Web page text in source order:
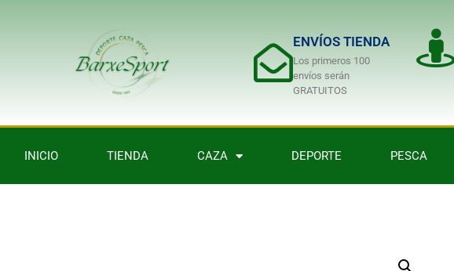
ENVÍOS TIENDA
Los primeros 100
envíos serán
GRATUITOS
INICIO TIENDA CAZA DEPORTE PESCA